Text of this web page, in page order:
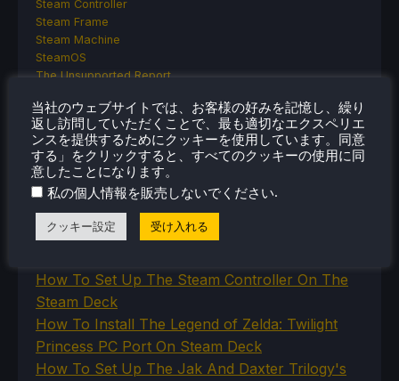
Steam Controller
Steam Frame
Steam Machine
SteamOS
The Unsupported Report
Uncategorized
VR
最近のヒント＆GUIDES
How To Play Stardew Valley In 3D On Steam
How To Set Up The Steam Controller On The
Steam Deck
How To Install The Legend of Zelda: Twilight
Princess PC Port On Steam Deck
How To Set Up The Jak And Daxter Trilogy's
当社のウェブサイトでは、お客様の好みを記憶し、繰り
返し訪問していただくことで、最も適切なエクスペリエ
ンスを提供するためにクッキーを使用しています。同意
する」をクリックすると、すべてのクッキーの使用に同
意したことになります。
私の個人情報を販売しないでください.
クッキー設定 受け入れる